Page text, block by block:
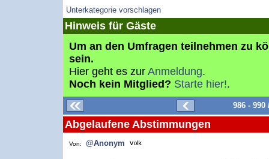
Unterkategorie vorschlagen
Hinweis für Gäste
Um an den Umfragen teilnehmen zu
sein.
Hier geht es zur Anmeldung.
Noch kein Mitglied? Starte hier!.
986 -
Abgelaufene Abstimmungen
Von: @Anonym